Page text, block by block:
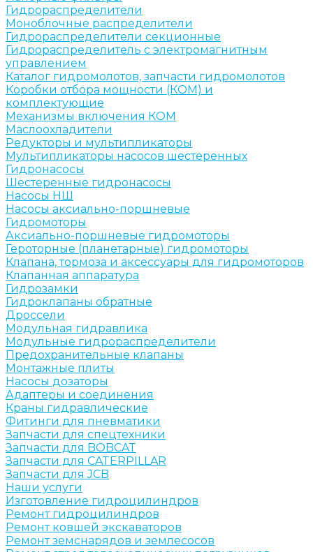
Гидрораспределители
Моноблочные распределители
Гидрораспределители секционные
Гидрораспределитель с электромагнитным
управлением
Каталог гидромолотов, запчасти гидромолотов
Коробки отбора мощности (КОМ) и
комплектующие
Механизмы включения КОМ
Маслоохладители
Редукторы и мультипликаторы
Мультипликаторы насосов шестеренных
Гидронасосы
Шестеренные гидронасосы
Насосы НШ
Насосы аксиально-поршневые
Гидромоторы
Аксиально-поршневые гидромоторы
Героторные (планетарные) гидромоторы
Клапана, тормоза и аксессуары для гидромоторов
Клапанная аппаратура
Гидрозамки
Гидроклапаны обратные
Дроссели
Модульная гидравлика
Модульные гидрораспределители
Предохранительные клапаны
Монтажные плиты
Насосы дозаторы
Адаптеры и соединения
Краны гидравлические
Фитинги для пневматики
Запчасти для спецтехники
Запчасти для BOBCAT
Запчасти для CATERPILLAR
Запчасти для JCB
Наши услуги
Изготовление гидроцилиндров
Ремонт гидроцилиндров
Ремонт ковшей экскаваторов
Ремонт земснарядов и землесосов